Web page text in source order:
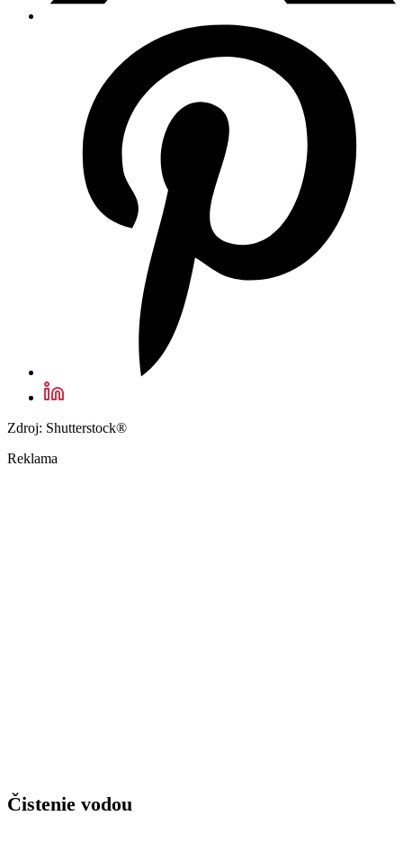
Zdroj: Shutterstock®
Reklama
Čistenie vodou